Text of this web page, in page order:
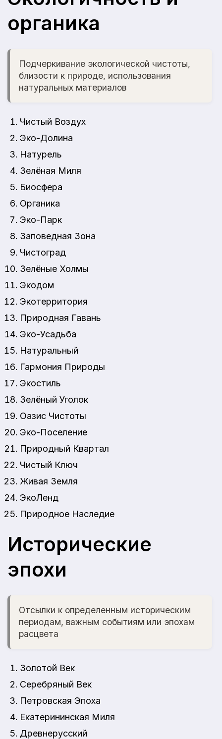
органика
Подчеркивание экологической чистоты,
близости к природе, использования
натуральных материалов
Чистый Воздух
Эко-Долина
Натурель
Зелёная Миля
Биосфера
Органика
Эко-Парк
Заповедная Зона
Чистоград
Зелёные Холмы
Экодом
Экотерритория
Природная Гавань
Эко-Усадьба
Натуральный
Гармония Природы
Экостиль
Зелёный Уголок
Оазис Чистоты
Эко-Поселение
Природный Квартал
Чистый Ключ
Живая Земля
ЭкоЛенд
Природное Наследие
Исторические
эпохи
Отсылки к определенным историческим
периодам, важным событиям или эпохам
расцвета
Золотой Век
Серебряный Век
Петровская Эпоха
Екатерининская Миля
Древнерусский